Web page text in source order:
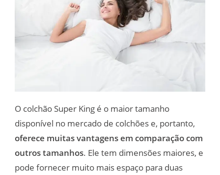
O colchão Super King é o maior tamanho
disponível no mercado de colchões e, portanto,
oferece muitas vantagens em comparação com
outros tamanhos. Ele tem dimensões maiores, e
pode fornecer muito mais espaço para duas